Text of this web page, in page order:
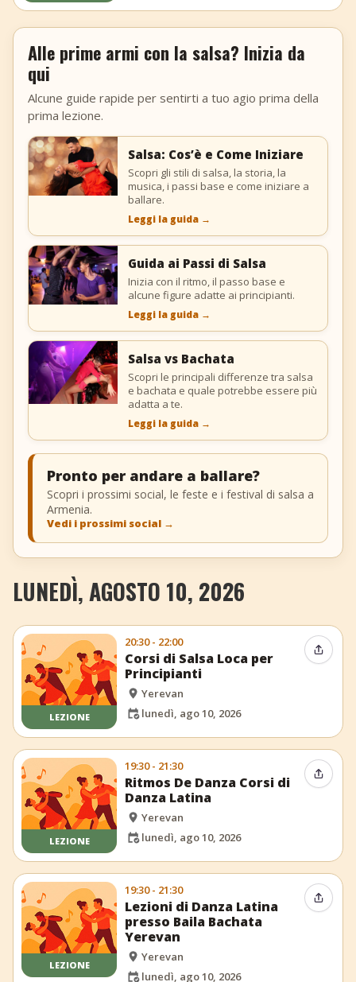
Alle prime armi con la salsa? Inizia da
qui
Alcune guide rapide per sentirti a tuo agio prima della
prima lezione.
Salsa: Cos’è e Come Iniziare
Scopri gli stili di salsa, la storia, la
musica, i passi base e come iniziare a
ballare.
Leggi la guida →
Guida ai Passi di Salsa
Inizia con il ritmo, il passo base e
alcune figure adatte ai principianti.
Leggi la guida →
Salsa vs Bachata
Scopri le principali differenze tra salsa
e bachata e quale potrebbe essere più
adatta a te.
Leggi la guida →
Pronto per andare a ballare?
Scopri i prossimi social, le feste e i festival di salsa a
Armenia.
Vedi i prossimi social →
LUNEDÌ, AGOSTO 10, 2026
LEZIONE
20:30 - 22:00
Corsi di Salsa Loca per
Principianti
Yerevan
lunedì, ago 10, 2026
LEZIONE
19:30 - 21:30
Ritmos De Danza Corsi di
Danza Latina
Yerevan
lunedì, ago 10, 2026
LEZIONE
19:30 - 21:30
Lezioni di Danza Latina
presso Baila Bachata
Yerevan
Yerevan
lunedì, ago 10, 2026